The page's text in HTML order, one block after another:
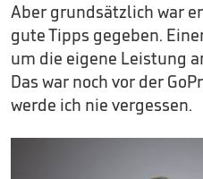
Aber grundsätzlich war
gute Tipps gegeben.
um die eigene Leistung
Das war noch vor der
werde ich nie vergessen.